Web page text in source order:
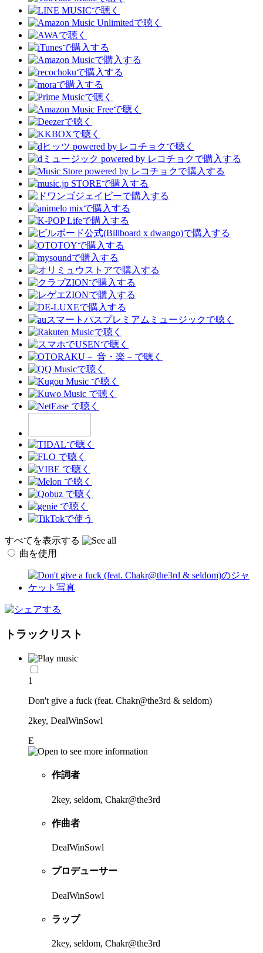
すべてを表示する
曲を使用
トラックリスト
1
Don't give a fuck (feat. Chakr@the3rd & seldom)
2key, DealWinSowl
E
作詞者
2key, seldom, Chakr@the3rd
作曲者
DealWinSowl
プロデューサー
DealWinSowl
ラップ
2key, seldom, Chakr@the3rd